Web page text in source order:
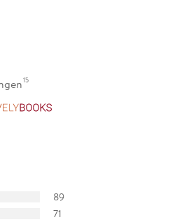
einer Bibliothek ähnelt.
15
89
71